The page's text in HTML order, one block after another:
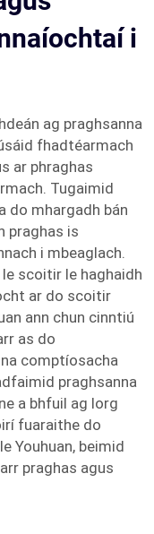
i
ag praghsanna
fhadtéarmach
ar phraghas
Tugaimid
mhargadh bán
praghas is
i mbeaglach.
scoitir le haghaidh
ar do scoitir
ann chun cinntiú
as do
comptíosacha
praghsanna
a bhfuil ag lorg
fuaraithe do
Youhuan, beimid
praghas agus